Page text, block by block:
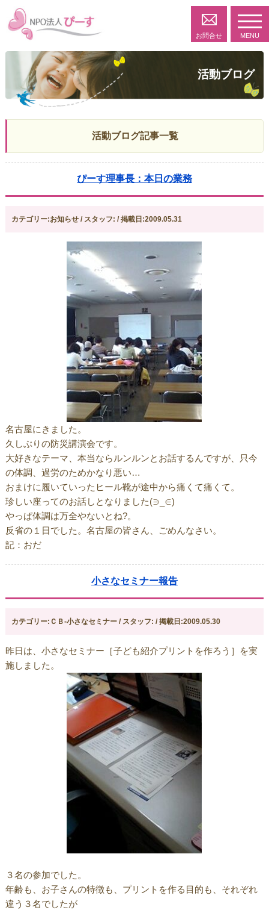
お問合せ MENU
活動ブログ
活動ブログ記事一覧
ぴーす理事長：本日の業務
カテゴリー:お知らせ / スタッフ: / 掲載日:2009.05.31
名古屋にきました。
久しぶりの防災講演会です。
大好きなテーマ、本当ならルンルンとお話するんですが、只今
の体調、過労のためかなり悪い…
おまけに履いていったヒール靴が途中から痛くて痛くて。
珍しい座ってのお話しとなりました(∋_∈)
やっぱ体調は万全やないとね?。
反省の１日でした。名古屋の皆さん、ごめんなさい。
記：おだ
小さなセミナー報告
カテゴリー:ＣＢ-小さなセミナー / スタッフ: / 掲載日:2009.05.30
昨日は、小さなセミナー［子ども紹介プリントを作ろう］を実
施しました。
３名の参加でした。
年齢も、お子さんの特徴も、プリントを作る目的も、それぞれ
違う３名でしたが